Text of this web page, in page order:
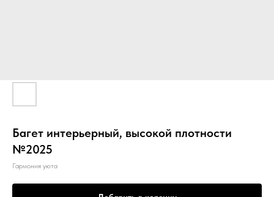
Багет интерьерный, высокой плотности
№2025
Гармония уюта